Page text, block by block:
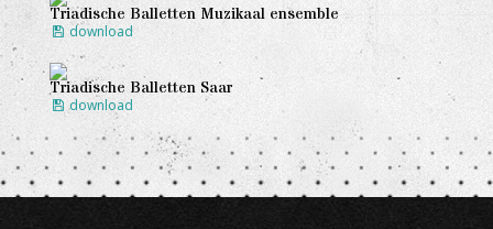
Triadische Balletten Muzikaal ensemble
download
Triadische Balletten Saar
download